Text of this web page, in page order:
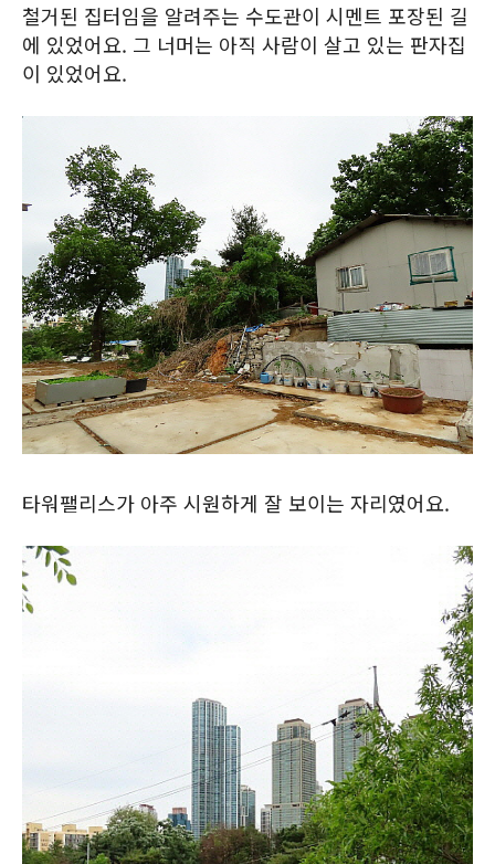
철거된 집터임을 알려주는 수도관이 시멘트 포장된 길
에 있었어요. 그 너머는 아직 사람이 살고 있는 판자집
이 있었어요.
타워팰리스가 아주 시원하게 잘 보이는 자리였어요.